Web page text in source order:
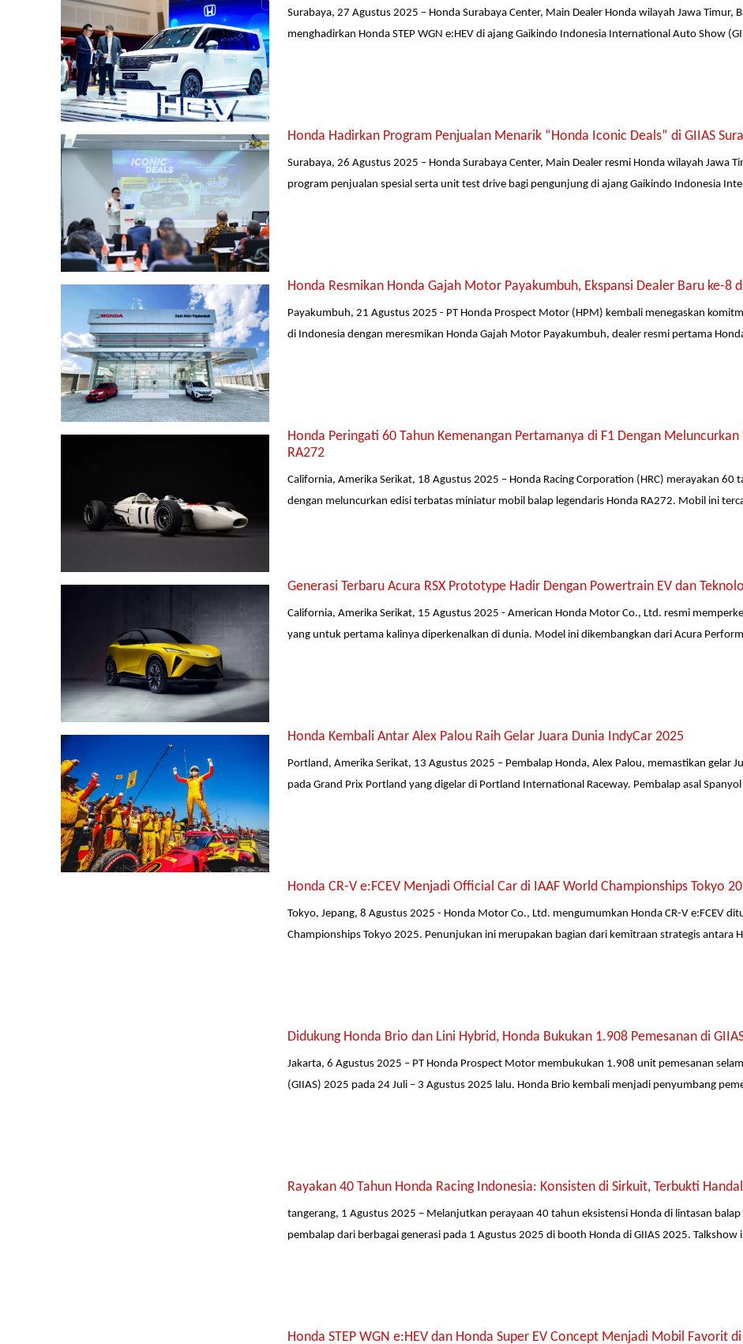
Surabaya, 27 Agustus 2025 – Honda Surabaya Center, Main Dealer Honda wilayah Jawa Timur,
menghadirkan Honda STEP WGN e:HEV di ajang Gaikindo Indonesia International Auto Show
Honda Hadirkan Program Penjualan Menarik “Honda Iconic Deals” di GIIAS
Surabaya, 26 Agustus 2025 – Honda Surabaya Center, Main Dealer resmi Honda wilayah Jawa
program penjualan spesial serta unit test drive bagi pengunjung di ajang Gaikindo Indonesia
Honda Resmikan Honda Gajah Motor Payakumbuh, Ekspansi Dealer Baru ke-8
Payakumbuh, 21 Agustus 2025 - PT Honda Prospect Motor (HPM) kembali menegaskan
di Indonesia dengan meresmikan Honda Gajah Motor Payakumbuh, dealer resmi pertama
Honda Peringati 60 Tahun Kemenangan Pertamanya di F1 Dengan
RA272
California, Amerika Serikat, 18 Agustus 2025 – Honda Racing Corporation (HRC) merayakan
dengan meluncurkan edisi terbatas miniatur mobil balap legendaris Honda RA272. Mobil ini
Generasi Terbaru Acura RSX Prototype Hadir Dengan Powertrain EV dan
California, Amerika Serikat, 15 Agustus 2025 - American Honda Motor Co., Ltd. resmi
yang untuk pertama kalinya diperkenalkan di dunia. Model ini dikembangkan dari Acura
Honda Kembali Antar Alex Palou Raih Gelar Juara Dunia IndyCar 2025
Portland, Amerika Serikat, 13 Agustus 2025 – Pembalap Honda, Alex Palou, memastikan gelar
pada Grand Prix Portland yang digelar di Portland International Raceway. Pembalap asal
Honda CR-V e:FCEV Menjadi Official Car di IAAF World Championships Tokyo
Tokyo, Jepang, 8 Agustus 2025 - Honda Motor Co., Ltd. mengumumkan Honda CR-V e:FCEV
Championships Tokyo 2025. Penunjukan ini merupakan bagian dari kemitraan strategis antara
Didukung Honda Brio dan Lini Hybrid, Honda Bukukan 1.908 Pemesanan di
Jakarta, 6 Agustus 2025 – PT Honda Prospect Motor membukukan 1.908 unit pemesanan
(GIIAS) 2025 pada 24 Juli – 3 Agustus 2025 lalu. Honda Brio kembali menjadi penyumbang
Rayakan 40 Tahun Honda Racing Indonesia: Konsisten di Sirkuit, Terbukti
tangerang, 1 Agustus 2025 – Melanjutkan perayaan 40 tahun eksistensi Honda di lintasan
pembalap dari berbagai generasi pada 1 Agustus 2025 di booth Honda di GIIAS 2025. Talkshow
Honda STEP WGN e:HEV dan Honda Super EV Concept Menjadi Mobil Favorit di